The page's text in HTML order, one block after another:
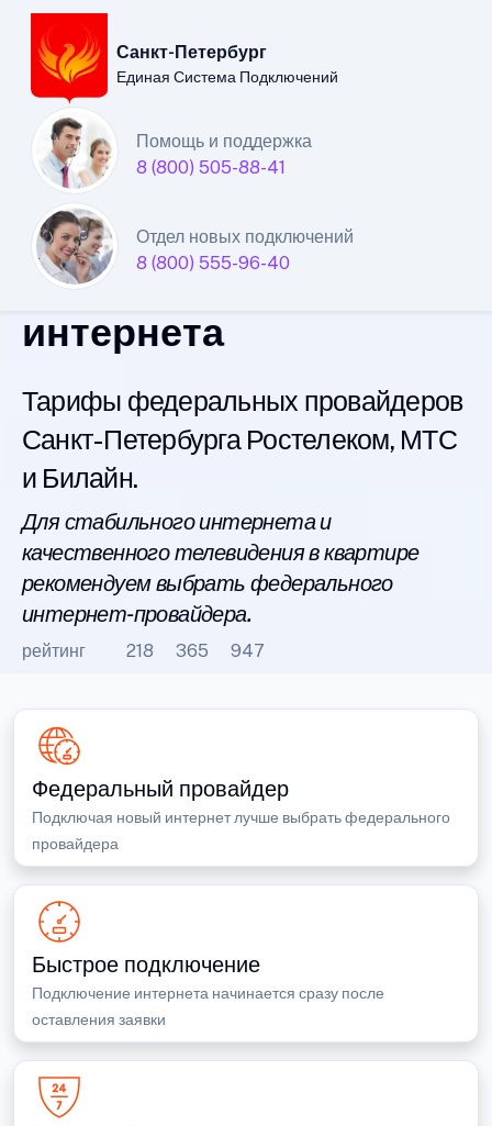
Санкт-Петербург
Единая Система Подключений
Помощь и поддержка
8 (800) 505-88-41
Отдел новых подключений
8 (800) 555-96-40
Санкт-Петербургский
филиал
Единой Системы
Подключений
интернета
Тарифы федеральных провайдеров
Санкт-Петербурга Ростелеком, МТС
и Билайн.
Для стабильного интернета и
качественного телевидения в квартире
рекомендуем выбрать федерального
интернет-провайдера.
рейтинг 218 365 947
Федеральный провайдер
Подключая новый интернет лучше выбрать федерального
провайдера
Быстрое подключение
Подключение интернета начинается сразу после
оставления заявки